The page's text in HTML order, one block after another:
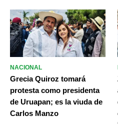
NACIONAL
Grecia Quiroz tomará
protesta como presidenta
de Uruapan; es la viuda de
Carlos Manzo